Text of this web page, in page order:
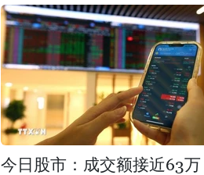
今日股市：成交额接近63万